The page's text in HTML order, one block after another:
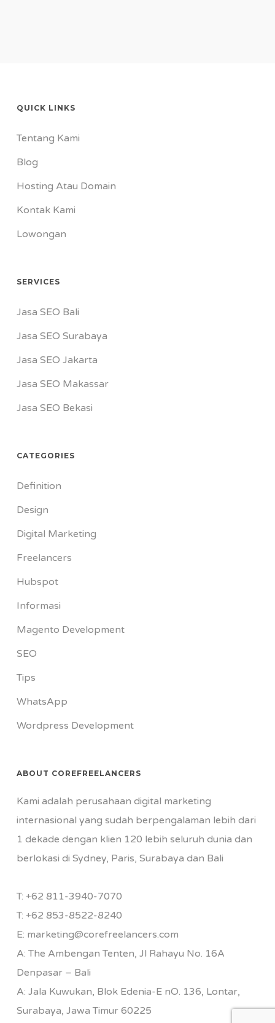
QUICK LINKS
Tentang Kami
Blog
Hosting Atau Domain
Kontak Kami
Lowongan
SERVICES
Jasa SEO Bali
Jasa SEO Surabaya
Jasa SEO Jakarta
Jasa SEO Makassar
Jasa SEO Bekasi
CATEGORIES
Definition
Design
Digital Marketing
Freelancers
Hubspot
Informasi
Magento Development
SEO
Tips
WhatsApp
Wordpress Development
ABOUT COREFREELANCERS
Kami adalah perusahaan digital marketing
internasional yang sudah berpengalaman lebih dari
1 dekade dengan klien 120 lebih seluruh dunia dan
berlokasi di Sydney, Paris, Surabaya dan Bali
T: +62 811-3940-7070
T: +62 853-8522-8240
E: marketing@corefreelancers.com
A: The Ambengan Tenten, Jl Rahayu No. 16A
Denpasar – Bali
A: Jala Kuwukan, Blok Edenia-E nO. 136, Lontar,
Surabaya, Jawa Timur 60225